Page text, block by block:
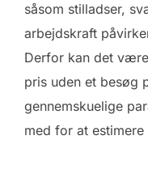
såsom stilladser,
arbejdskraft
Derfor kan det
pris uden et besøg
gennemskuelige
med for at